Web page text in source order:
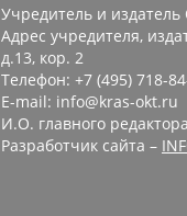
Учредитель и
Адрес учредителя,
д.13, кор. 2
Телефон: +7 (495) 718-
E-mail: info@kras-okt.ru
И.О. главного
Разработчик сайта –